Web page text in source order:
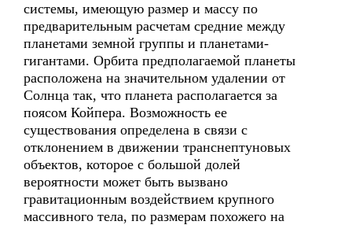
системы, имеющую размер и массу по
предварительным расчетам средние между
планетами земной группы и планетами-
гигантами. Орбита предполагаемой планеты
расположена на значительном удалении от
Солнца так, что планета располагается за
поясом Койпера. Возможность ее
существования определена в связи с
отклонением в движении транснептуновых
объектов, которое с большой долей
вероятности может быть вызвано
гравитационным воздействием крупного
массивного тела, по размерам похожего на